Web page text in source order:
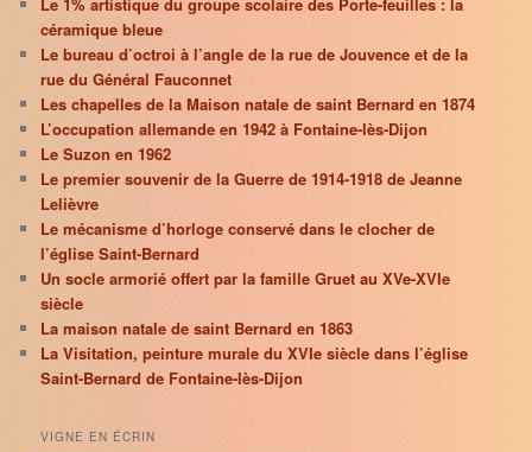
céramique bleue
Le bureau d’octroi à l’angle de la rue de Jouvence et de la
rue du Général Fauconnet
Les chapelles de la Maison natale de saint Bernard en 1874
L’occupation allemande en 1942 à Fontaine-lès-Dijon
Le Suzon en 1962
Le premier souvenir de la Guerre de 1914-1918 de Jeanne
Lelièvre
Le mécanisme d’horloge conservé dans le clocher de
l’église Saint-Bernard
Un socle armorié offert par la famille Gruet au XVe-XVIe
siècle
La maison natale de saint Bernard en 1863
La Visitation, peinture murale du XVIe siècle dans l’église
Saint-Bernard de Fontaine-lès-Dijon
VIGNE EN ÉCRIN